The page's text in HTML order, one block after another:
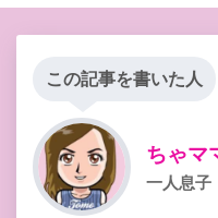
この記事を書いた人
ちゃマ
一人息子